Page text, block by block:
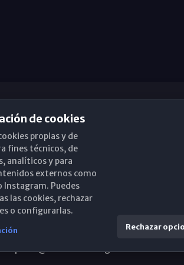
de Málaga
María, 18-20. 29015 Málaga
952 224 386
de cookies
propias y de
fines técnicos, de
analíticos y para
externos como
Instagram. Puedes
las cookies, rechazar
o configurarlas.
Rechazar